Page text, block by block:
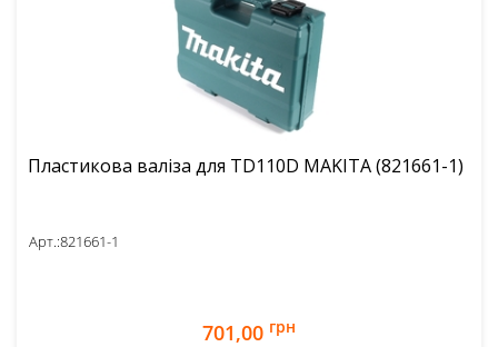
Пластикова валіза для TD110D MAKITA (821661-1)
Арт.:821661-1
701,00 грн